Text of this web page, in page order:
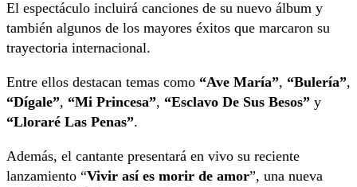
El espectáculo incluirá canciones de su nuevo álbum y
también algunos de los mayores éxitos que marcaron su
trayectoria internacional.
Entre ellos destacan temas como “Ave María”, “Bulería”,
“Dígale”, “Mi Princesa”, “Esclavo De Sus Besos” y
“Lloraré Las Penas”.
Además, el cantante presentará en vivo su reciente
lanzamiento “Vivir así es morir de amor”, una nueva